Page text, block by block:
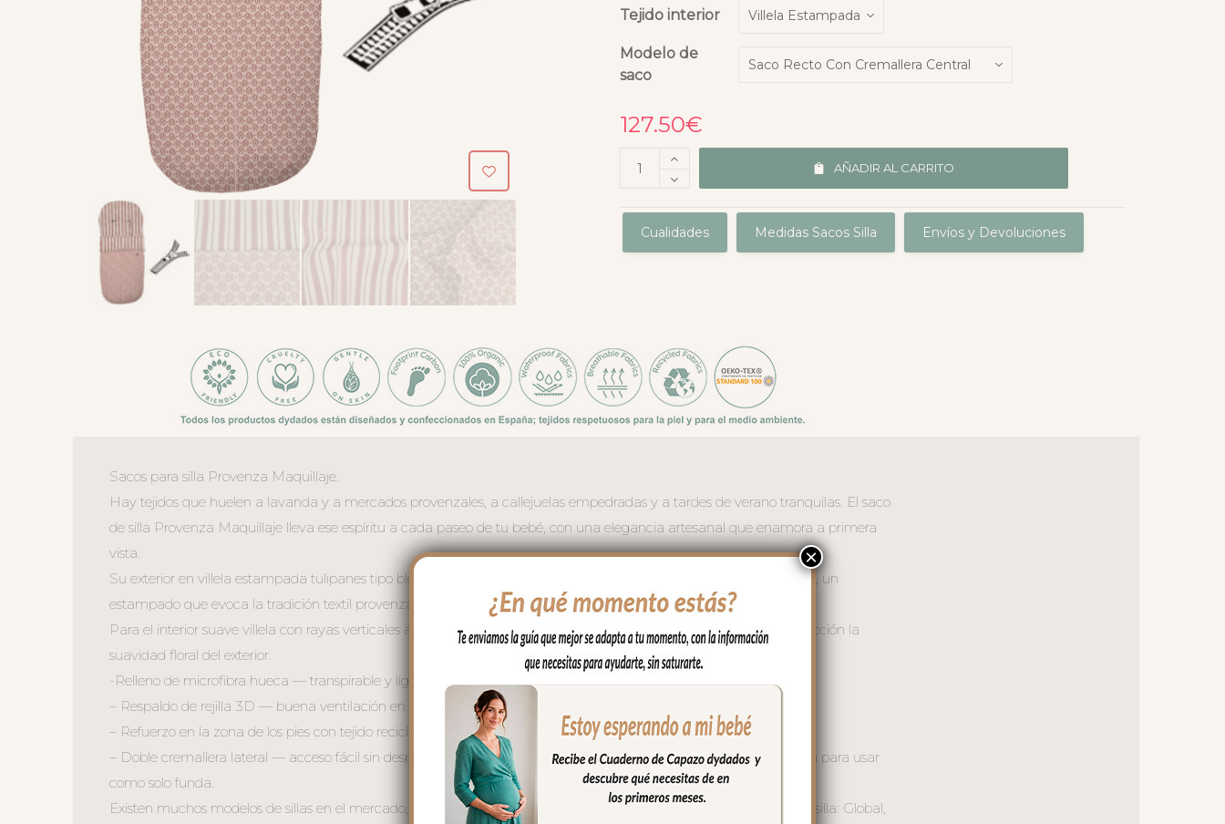
Tejido interior
Modelo de
saco
127.50€
AÑADIR AL CARRITO
Cualidades Medidas Sacos Silla Envíos y Devoluciones
Sacos para silla Provenza Maquillaje.
Hay tejidos que huelen a lavanda y a mercados provenzales, a callejuelas empedradas y a tardes de verano tranquilas. El saco
de silla Provenza Maquillaje lleva ese espíritu a cada paseo de tu bebé, con una elegancia artesanal que enamora a primera
vista.
Su exterior en villela estampada tulipanes tipo block print tan característico del sur de Francia, sobre un fondo claro, un
estampado que evoca la tradición textil provenzal con una sensibilidad completamente actual.
Para el interior suave villela con rayas verticales aporta frescura y carácter: un guiño clásico que equilibra a la perfección la
suavidad floral del exterior.
-Relleno de microfibra hueca — transpirable y ligero para el verano.
– Respaldo de rejilla 3D — buena ventilación en la espalda del bebe.
– Refuerzo en la zona de los pies con tejido reciclado muy resistente.
– Doble cremallera lateral — acceso fácil sin despertar al bebe. La tapa la puedes quitar entera y te queda la funda para usar
como solo funda.
Existen muchos modelos de sillas en el mercado, por eso en dydados contamos con cuatro modelos de sacos para silla: Global,
×